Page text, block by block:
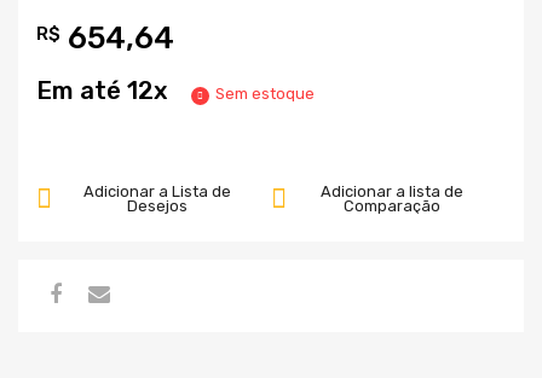
R$ 654,64
Em até 12x Sem estoque
Adicionar a lista de
Comparação
Adicionar a Lista de
Desejos